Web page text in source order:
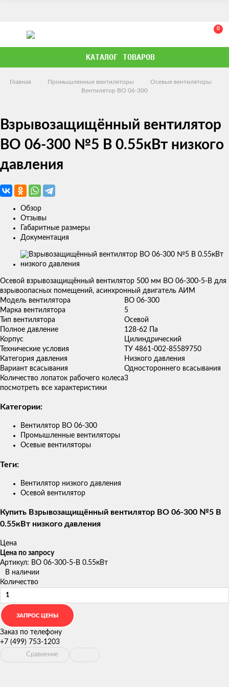
0
КАТАЛОГ ТОВАРОВ
Главная Промышленные вентиляторы
Осевые вентиляторы
Вентилятор ВО 06-300
Взрывозащищённый вентилятор
ВО 06-300 №5 В 0.55кВт низкого
давления
Обзор
Отзывы
Габаритные размеры
Документация
Изображения
Осевой взрывозащищённый вентилятор 500 мм ВО 06-300-5-В для
взрывоопасных помещений, асинхронный двигатель АИМ
Модель вентилятора
ВО 06-300
Марка вентилятора
5
Тип вентилятора
Осевой
Полное давление
128-62 Па
Корпус
Цилиндрический
Технические условия
ТУ 4861-002-85589750
Категория давления
Низкого давления
Вариант всасывания
Одностороннего всасывания
Количество лопаток рабочего колеса3
посмотреть все характеристики
Категории:
Вентилятор ВО 06-300
Промышленные вентиляторы
Осевые вентиляторы
Теги:
Вентилятор низкого давления
Осевой вентилятор
Купить Взрывозащищённый вентилятор ВО 06-300 №5 В
0.55кВт низкого давления
Цена
Цена по запросу
Артикул: ВО 06-300-5-В 0.55кВт
В наличии
Количество
Заказ по телефону
+7 (499) 753-1203
Сравнение